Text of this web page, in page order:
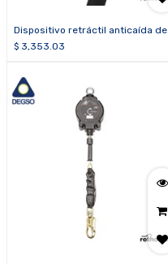
Dispositivo retráctil anticaída de
25 m de cable
$ 3,353.03